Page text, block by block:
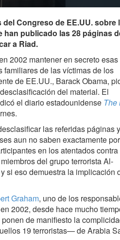
Congreso de EE.UU. sobre
han publicado las 28 páginas
a Riad.
2002 mantener en secreto esas
de las víctimas de los
de EE.UU., Barack Obama,
del material. El
el diario estadounidense The
las referidas páginas
aun no saben exactamente por
en los atentados
del grupo terrorista Al-
si eso demuestra la implicación
Graham, uno de los
2002, desde hace mucho
de manifiesto la
19 terroristas— de Arabia